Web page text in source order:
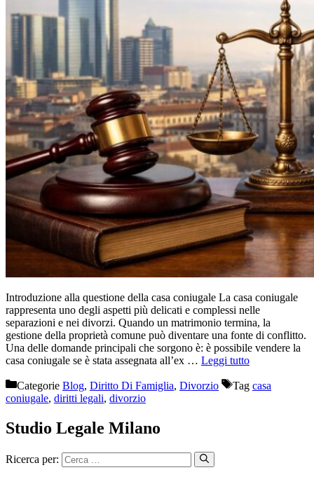
Introduzione alla questione della casa coniugale La casa coniugale
rappresenta uno degli aspetti più delicati e complessi nelle
separazioni e nei divorzi. Quando un matrimonio termina, la
gestione della proprietà comune può diventare una fonte di conflitto.
Una delle domande principali che sorgono è: è possibile vendere la
casa coniugale se è stata assegnata all’ex … Leggi tutto
Categorie Blog, Diritto Di Famiglia, Divorzio Tag casa
coniugale, diritti legali, divorzio
Studio Legale Milano
Ricerca per: